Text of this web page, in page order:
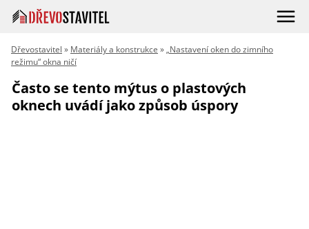
Dřevostavitel » Materiály a konstrukce »„Nastavení oken do zimního
režimu“ okna ničí
Často se tento mýtus o plastových
oknech uvádí jako způsob úspory